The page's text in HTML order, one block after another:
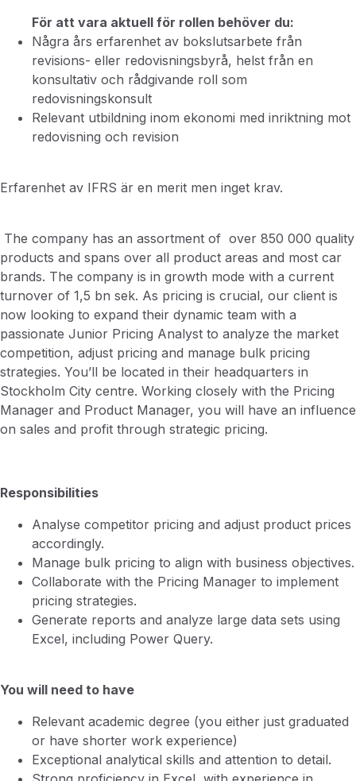
För att vara aktuell för rollen behöver du:
Några års erfarenhet av bokslutsarbete från
revisions- eller redovisningsbyrå, helst från en
konsultativ och rådgivande roll som
redovisningskonsult
Relevant utbildning inom ekonomi med inriktning mot
redovisning och revision
Erfarenhet av IFRS är en merit men inget krav.
The company has an assortment of over 850 000 quality
products and spans over all product areas and most car
brands. The company is in growth mode with a current
turnover of 1,5 bn sek. As pricing is crucial, our client is
now looking to expand their dynamic team with a
passionate Junior Pricing Analyst to analyze the market
competition, adjust pricing and manage bulk pricing
strategies. You’ll be located in their headquarters in
Stockholm City centre. Working closely with the Pricing
Manager and Product Manager, you will have an influence
on sales and profit through strategic pricing.
Responsibilities
Analyse competitor pricing and adjust product prices
accordingly.
Manage bulk pricing to align with business objectives.
Collaborate with the Pricing Manager to implement
pricing strategies.
Generate reports and analyze large data sets using
Excel, including Power Query.
You will need to have
Relevant academic degree (you either just graduated
or have shorter work experience)
Exceptional analytical skills and attention to detail.